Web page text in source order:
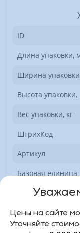
ID
Длина упаковки,
Ширина
Высота упаковки,
Вес упаковки, кг
ШтрихКод
Артикул
Базовая единица
Производитель
Дата последнего
"фронт"
Цены на сайте
Уточняйте